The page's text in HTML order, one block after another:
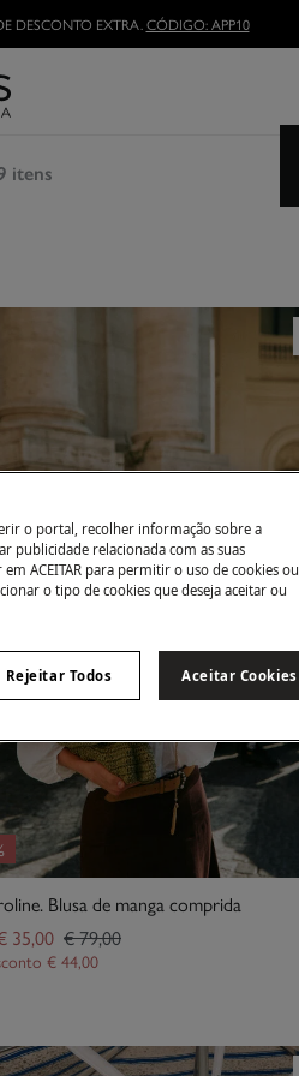
AS VANTAGENS
itens
Blusa de manga comprida
35,00 € 79,00
€ 44,00
o portal, recolher informação sobre a
publicidade relacionada com as suas
ACEITAR para permitir o uso de cookies ou
o tipo de cookies que deseja aceitar ou
Rejeitar Todos Aceitar Cookies